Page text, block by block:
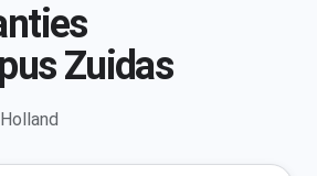
Zuidas